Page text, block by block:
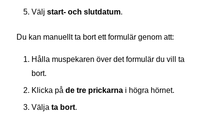
Välj start- och slutdatum.
Du kan manuellt ta bort ett formulär genom att:
Hålla muspekaren över det formulär du vill ta
bort.
Klicka på de tre prickarnai högra hörnet.
Välja ta bort.